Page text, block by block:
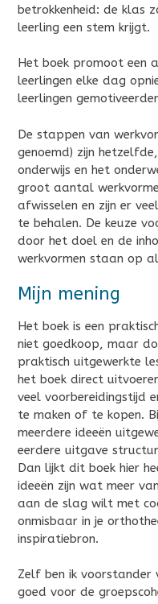
betrokkenheid: de klas
leerling een stem krijgt.
Het boek promoot een
leerlingen elke dag
leerlingen
De stappen van
genoemd) zijn
onderwijs en het
groot aantal
afwisselen en zijn er
te behalen. De keuze
door het doel en de
werkvormen staan op
Mijn mening
Het boek is een
niet goedkoop, maar
praktisch uitgewerkte
het boek direct
veel voorbereidingstijd
te maken of te kopen.
meerdere ideeën
eerdere uitgave
Dan lijkt dit boek hier
ideeën zijn wat meer
aan de slag wilt met
onmisbaar in je
inspiratiebron.
Zelf ben ik voorstander
goed voor de